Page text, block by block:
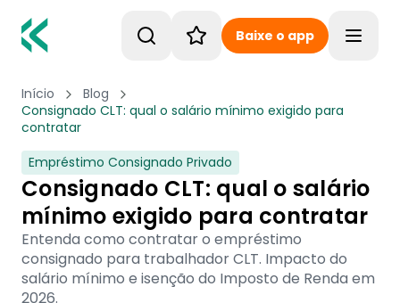
Baixe o app
Início
Blog
Consignado CLT: qual o salário mínimo exigido para
contratar
Empréstimo Consignado Privado
Consignado CLT: qual o salário
mínimo exigido para contratar
Entenda como contratar o empréstimo
consignado para trabalhador CLT. Impacto do
salário mínimo e isenção do Imposto de Renda em
2026.